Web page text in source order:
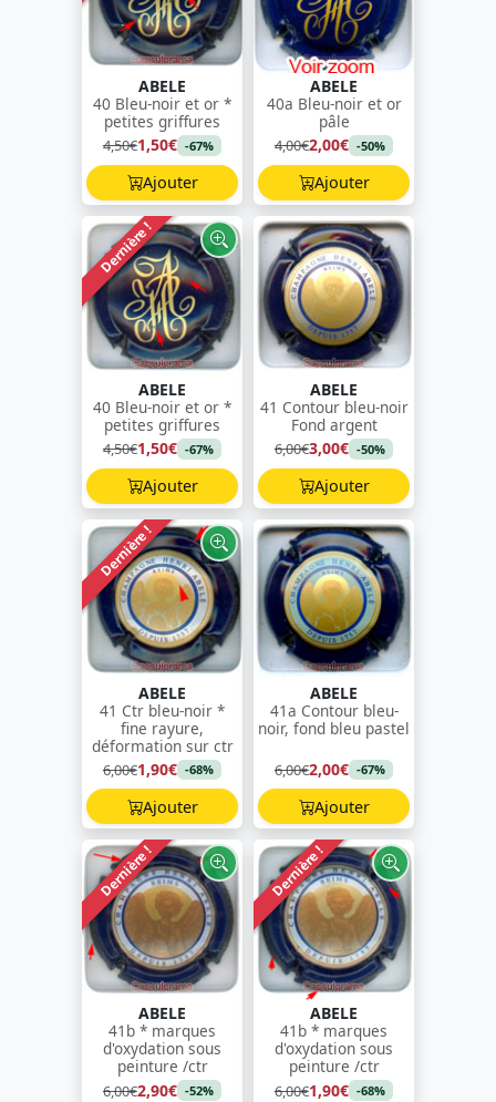
ABELE
40 Bleu-noir et or *
petites griffures
4,50€1,50€ -67%
Ajouter
ABELE
40a Bleu-noir et or
pâle
4,00€2,00€ -50%
Ajouter
Dernière !
ABELE
40 Bleu-noir et or *
petites griffures
4,50€1,50€ -67%
Ajouter
ABELE
41 Contour bleu-noir
Fond argent
6,00€3,00€ -50%
Ajouter
Dernière !
ABELE
41 Ctr bleu-noir *
fine rayure,
déformation sur ctr
6,00€1,90€ -68%
Ajouter
ABELE
41a Contour bleu-
noir, fond bleu pastel
6,00€2,00€ -67%
Ajouter
Dernière !
ABELE
41b * marques
d'oxydation sous
peinture /ctr
6,00€2,90€ -52%
Dernière !
ABELE
41b * marques
d'oxydation sous
peinture /ctr
6,00€1,90€ -68%